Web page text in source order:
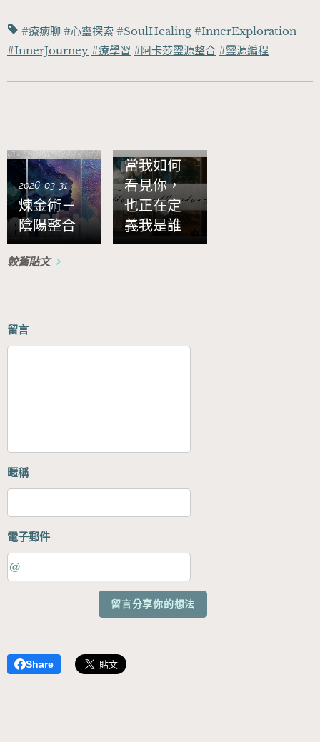
#療癒聊 #心靈探索 #SoulHealing #InnerExploration
#InnerJourney #療學習 #阿卡莎靈源整合 #靈源編程
2026-03-31
煉金術－
陰陽整合
當我如何
看見你，
也正在定
義我是誰
較舊貼文
留言
暱稱
電子郵件
留言分享你的想法
Share